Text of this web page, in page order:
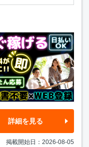
詳細を見る
掲載開始日：2026-08-05